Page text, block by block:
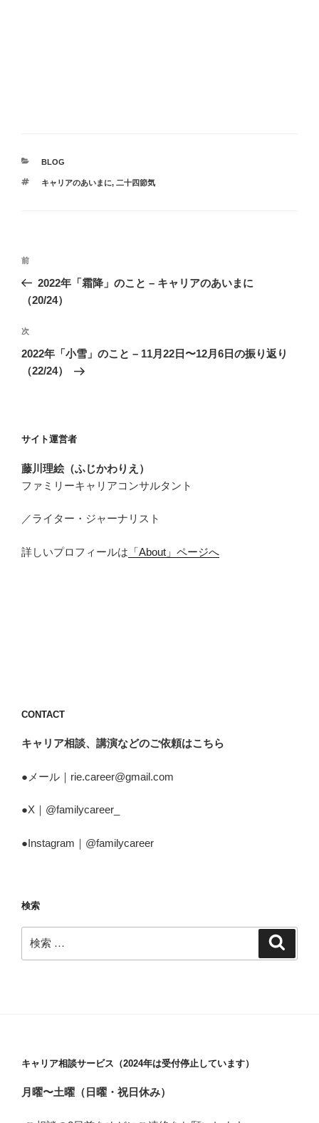
カ
ゴ
BLOG
タ
キャリアのあいまに, 二十四節気
投
ナ
ゲ
ー
シ
過
去
の
稿
前
2022年「霜降」のこと – キャリアのあいまに
（20/24）
次
の
投
次
2022年「小雪」のこと – 11月22日〜12月6日の振り返り
（22/24）
サイト運営者
藤川理絵（ふじかわりえ）
ファミリーキャリアコンサルタント
／ライター・ジャーナリスト
詳しいプロフィールは 「About」ページへ
CONTACT
キャリア相談、講演などのご依頼はこちら
●メール｜rie.career@gmail.com
●X｜@familycareer_
●Instagram｜@familycareer
検索
検
索:
キャリア相談サービス（2024年は受付停止しています）
月曜〜土曜（日曜・祝日休み）